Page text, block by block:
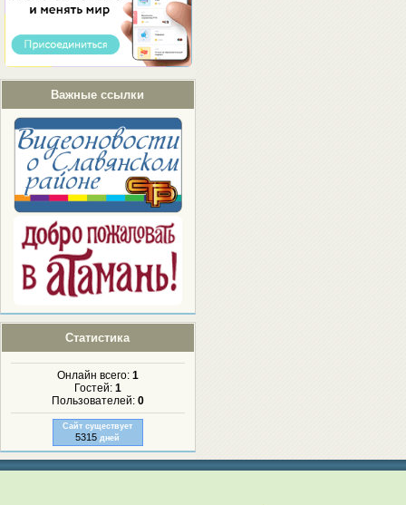
Важные ссылки
Статистика
Онлайн всего: 1
Гостей: 1
Пользователей: 0
Сайт существует
5315 дней